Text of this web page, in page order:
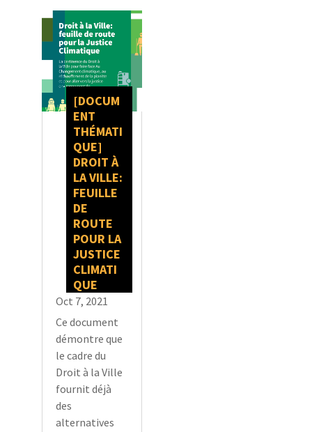
[DOCUM
ENT
THÉMATI
QUE]
DROIT À
LA VILLE:
FEUILLE
DE
ROUTE
POUR LA
JUSTICE
CLIMATI
QUE
Oct 7, 2021
Ce document
démontre que
le cadre du
Droit à la Ville
fournit déjà
des
alternatives